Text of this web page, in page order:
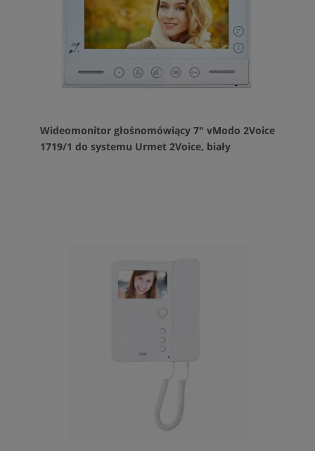
Wideomonitor głośnomówiący 7" vModo 2Voice
1719/1 do systemu Urmet 2Voice, biały